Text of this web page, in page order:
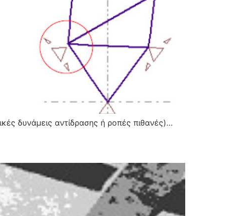
δυνάμεις αντίδρασης ή ροπές πιθανές)…